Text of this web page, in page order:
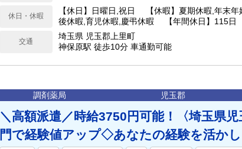
休日・休暇
【休日】日曜日,祝日 【休暇】夏期休暇,年末年
後休暇,育児休暇,慶弔休暇 【年間休日】115日
交通
埼玉県 児玉郡上里町
神保原駅 徒歩10分 車通勤可能
調剤薬局 児玉郡
＼高額派遣／時給3750円可能！〈埼玉県
門で経験値アップ◇あなたの経験を活か